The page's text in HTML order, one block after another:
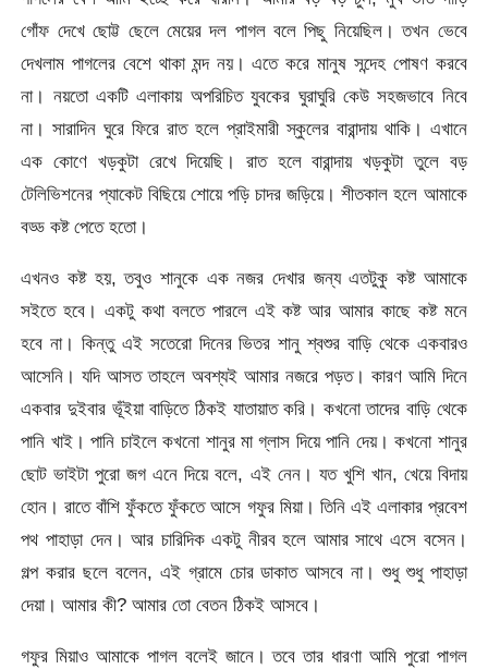
গোঁফ দেখে ছোট্ট ছেলে মেয়ের দল পাগল বলে পিছু নিয়েছিল। তখন ভেবে
দেখলাম পাগলের বেশে থাকা মন্দ নয়। এতে করে মানুষ সন্দেহ পোষণ করবে
না। নয়তো একটি এলাকায় অপরিচিত যুবকের ঘুরাঘুরি কেউ সহজভাবে নিবে
না। সারাদিন ঘুরে ফিরে রাত হলে প্রাইমারী স্কুলের বারান্দায় থাকি। এখানে
এক কোণে খড়কুটা রেখে দিয়েছি। রাত হলে বারান্দায় খড়কুটা তুলে বড়
টেলিভিশনের প্যাকেট বিছিয়ে শোয়ে পড়ি চাদর জড়িয়ে। শীতকাল হলে আমাকে
বড্ড কষ্ট পেতে হতো।
এখনও কষ্ট হয়, তবুও শানুকে এক নজর দেখার জন্য এতটুকু কষ্ট আমাকে
সইতে হবে। একটু কথা বলতে পারলে এই কষ্ট আর আমার কাছে কষ্ট মনে
হবে না। কিন্তু এই সতেরো দিনের ভিতর শানু শ্বশুর বাড়ি থেকে একবারও
আসেনি। যদি আসত তাহলে অবশ্যই আমার নজরে পড়ত। কারণ আমি দিনে
একবার দুইবার ভূঁইয়া বাড়িতে ঠিকই যাতায়াত করি। কখনো তাদের বাড়ি থেকে
পানি খাই। পানি চাইলে কখনো শানুর মা গ্লাস দিয়ে পানি দেয়। কখনো শানুর
ছোট ভাইটা পুরো জগ এনে দিয়ে বলে, এই নেন। যত খুশি খান, খেয়ে বিদায়
হোন। রাতে বাঁশি ফুঁকতে ফুঁকতে আসে গফুর মিয়া। তিনি এই এলাকার প্রবেশ
পথ পাহাড়া দেন। আর চারিদিক একটু নীরব হলে আমার সাথে এসে বসেন।
গল্প করার ছলে বলেন, এই গ্রামে চোর ডাকাত আসবে না। শুধু শুধু পাহাড়া
দেয়া। আমার কী? আমার তো বেতন ঠিকই আসবে।
গফুর মিয়াও আমাকে পাগল বলেই জানে। তবে তার ধারণা আমি পুরো পাগল